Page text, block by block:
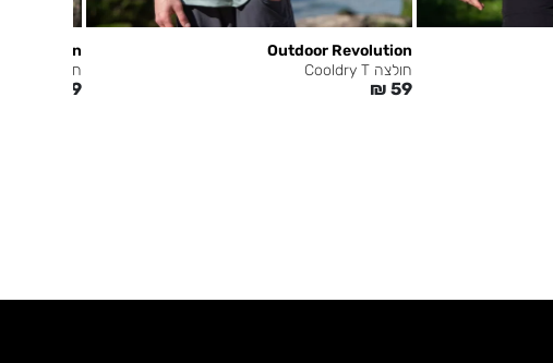
Outdoor Revolution
חולצה Cooldry T
₪ 59
חולצה Cooldry T
59